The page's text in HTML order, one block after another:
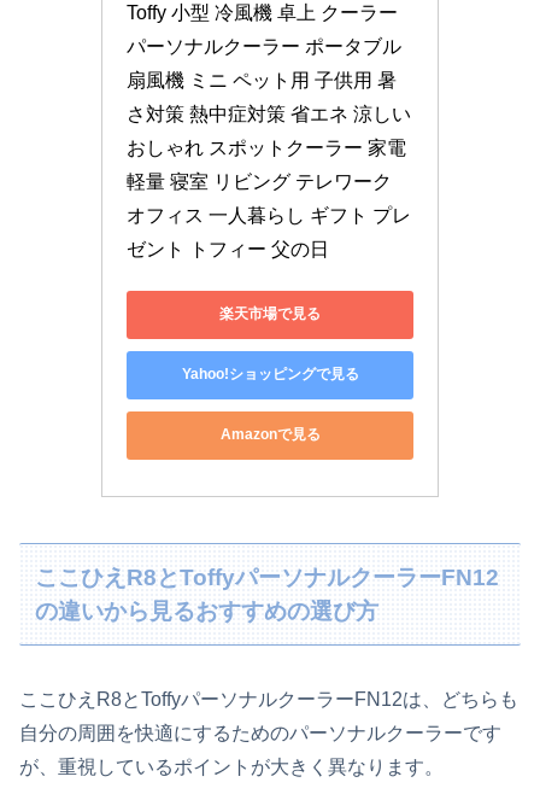
Toffy 小型 冷風機 卓上 クーラー
パーソナルクーラー ポータブル
扇風機 ミニ ペット用 子供用 暑
さ対策 熱中症対策 省エネ 涼しい
おしゃれ スポットクーラー 家電
軽量 寝室 リビング テレワーク
オフィス 一人暮らし ギフト プレ
ゼント トフィー 父の日
楽天市場で見る
Yahoo!ショッピングで見る
Amazonで見る
ここひえR8とToffyパーソナルクーラーFN12
の違いから見るおすすめの選び方
ここひえR8とToffyパーソナルクーラーFN12は、どちらも
自分の周囲を快適にするためのパーソナルクーラーです
が、重視しているポイントが大きく異なります。